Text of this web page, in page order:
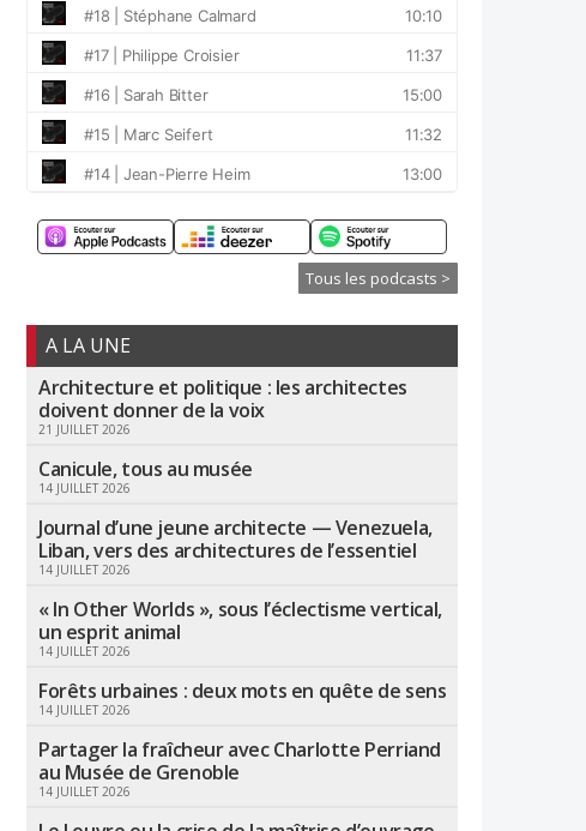
Tous les podcasts >
A LA UNE
Architecture et politique : les architectes
doivent donner de la voix
21 JUILLET 2026
Canicule, tous au musée
14 JUILLET 2026
Journal d’une jeune architecte — Venezuela,
Liban, vers des architectures de l’essentiel
14 JUILLET 2026
« In Other Worlds », sous l’éclectisme vertical,
un esprit animal
14 JUILLET 2026
Forêts urbaines : deux mots en quête de sens
14 JUILLET 2026
Partager la fraîcheur avec Charlotte Perriand
au Musée de Grenoble
14 JUILLET 2026